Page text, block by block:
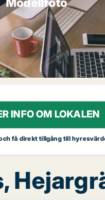
INFO OM LOKALEN
få direkt tillgång till